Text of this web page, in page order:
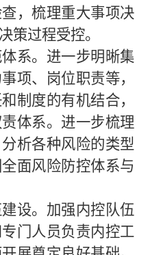
，梳理重大事项决
策过程受控。
系。进一步明晰集
项、岗位职责等，
制度的有机结合，
体系。进一步梳理
析各种风险的类型
面风险防控体系与
设。加强内控队伍
门人员负责内控工